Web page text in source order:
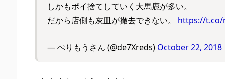
しかもポイ捨てしていく大馬鹿が多い。
だから店側も灰皿が撤去できない。 https://
— ぺりもうさん (@de7Xreds) October 22, 2018